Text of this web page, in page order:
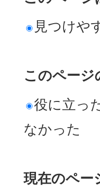
見つけや
このページ
役に立っ
なかった
現在のペー